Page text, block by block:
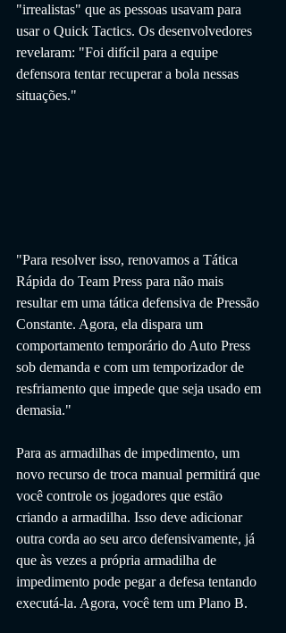
"irrealistas" que as pessoas usavam para
usar o Quick Tactics. Os desenvolvedores
revelaram: "Foi difícil para a equipe
defensora tentar recuperar a bola nessas
situações."
"Para resolver isso, renovamos a Tática
Rápida do Team Press para não mais
resultar em uma tática defensiva de Pressão
Constante. Agora, ela dispara um
comportamento temporário do Auto Press
sob demanda e com um temporizador de
resfriamento que impede que seja usado em
demasia."
Para as armadilhas de impedimento, um
novo recurso de troca manual permitirá que
você controle os jogadores que estão
criando a armadilha. Isso deve adicionar
outra corda ao seu arco defensivamente, já
que às vezes a própria armadilha de
impedimento pode pegar a defesa tentando
executá-la. Agora, você tem um Plano B.